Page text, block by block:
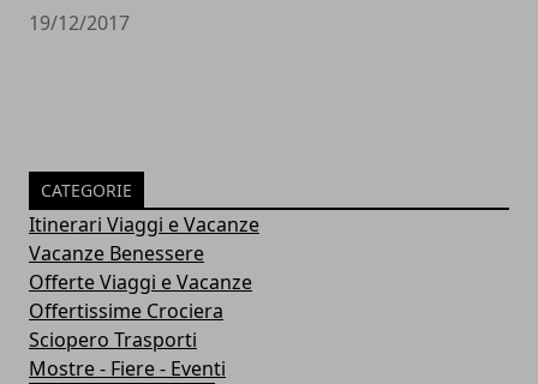
19/12/2017
CATEGORIE
Itinerari Viaggi e Vacanze
Vacanze Benessere
Offerte Viaggi e Vacanze
Offertissime Crociera
Sciopero Trasporti
Mostre - Fiere - Eventi